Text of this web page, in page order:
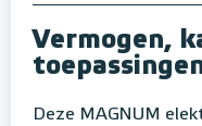
Vermogen,
Deze MAGNUM